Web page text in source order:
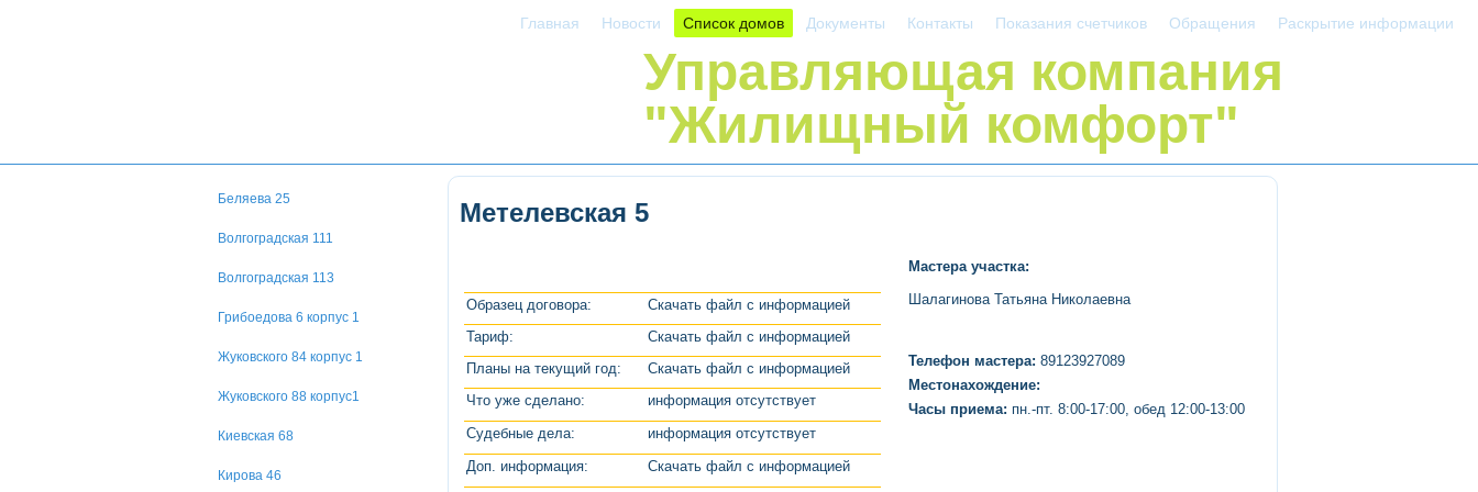
Управляющая компания
"Жилищный комфорт"
Главная Новости Список домов Документы Контакты Показания счетчиков Обращения Раскрытие информации
Беляева 25
Волгоградская 111
Волгоградская 113
Грибоедова 6 корпус 1
Жуковского 84 корпус 1
Жуковского 88 корпус1
Киевская 68
Кирова 46
Метелевская 5
Образец договора:
Скачать файл с информацией
Тариф:
Скачать файл с информацией
Планы на текущий год:
Скачать файл с информацией
Что уже сделано:
информация отсутствует
Судебные дела:
информация отсутствует
Доп. информация:
Скачать файл с информацией
Мастера участка:
Шалагинова Татьяна Николаевна
Телефон мастера: 89123927089
Местонахождение:
Часы приема: пн.-пт. 8:00-17:00, обед 12:00-13:00